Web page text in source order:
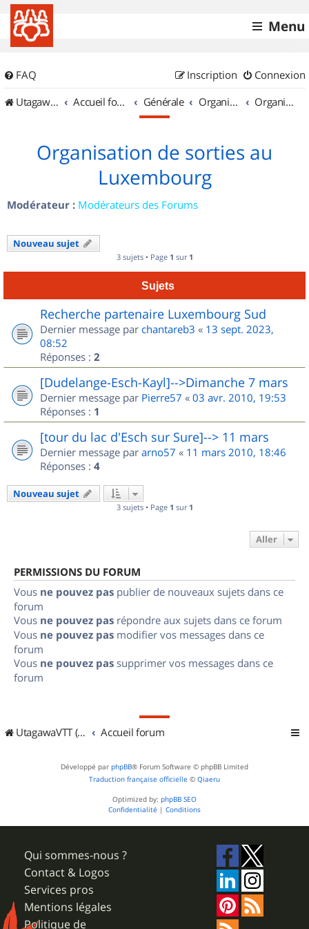
Menu
FAQ Connexion
Inscription
UtagawaVTT (Randos VTT et VTTAE avec traces GPS)
Accueil forum Générale Organisation de sorties & Recherche de partenaires Organisation de sorties au Luxembourg
Organisation de sorties au
Luxembourg
Modérateur : Modérateurs des Forums
Nouveau sujet
3 sujets • Page 1 sur 1
Sujets
Recherche partenaire Luxembourg Sud
Dernier message par chantareb3 « 13 sept. 2023,
08:52
Réponses : 2
[Dudelange-Esch-Kayl]-->Dimanche 7 mars
Dernier message par Pierre57 « 03 avr. 2010, 19:53
Réponses : 1
[tour du lac d'Esch sur Sure]--> 11 mars
Dernier message par arno57 « 11 mars 2010, 18:46
Réponses : 4
Nouveau sujet
3 sujets • Page 1 sur 1
Aller
PERMISSIONS DU FORUM
Vous ne pouvez pas publier de nouveaux sujets dans ce
forum
Vous ne pouvez pas répondre aux sujets dans ce forum
Vous ne pouvez pas modifier vos messages dans ce
forum
Vous ne pouvez pas supprimer vos messages dans ce
forum
UtagawaVTT (Randos VTT et VTTAE avec traces GPS) Accueil forum
Développé par phpBB® Forum Software © phpBB Limited
Traduction française officielle © Qiaeru
Optimized by: phpBB SEO
Confidentialité | Conditions
Qui sommes-nous ?
Contact & Logos
Services pros
Mentions légales
Politique de